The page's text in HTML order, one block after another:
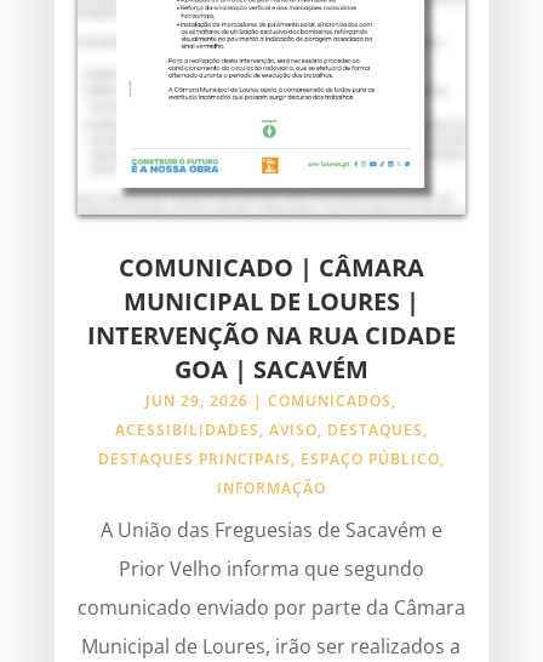
COMUNICADO | CÂMARA
MUNICIPAL DE LOURES |
INTERVENÇÃO NA RUA CIDADE
GOA | SACAVÉM
JUN 29, 2026 |COMUNICADOS,
ACESSIBILIDADES, AVISO, DESTAQUES,
DESTAQUES PRINCIPAIS, ESPAÇO PÚBLICO,
INFORMAÇÃO
A União das Freguesias de Sacavém e
Prior Velho informa que segundo
comunicado enviado por parte da Câmara
Municipal de Loures, irão ser realizados a